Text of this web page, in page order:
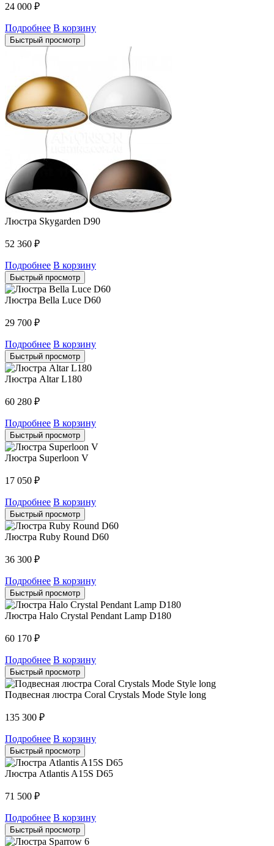
24 000 ₽
Подробнее В корзину
Быстрый просмотр
Люстра Skygarden D90
52 360 ₽
Подробнее В корзину
Быстрый просмотр
Люстра Bella Luce D60
29 700 ₽
Подробнее В корзину
Быстрый просмотр
Люстра Altar L180
60 280 ₽
Подробнее В корзину
Быстрый просмотр
Люстра Superloon V
17 050 ₽
Подробнее В корзину
Быстрый просмотр
Люстра Ruby Round D60
36 300 ₽
Подробнее В корзину
Быстрый просмотр
Люстра Halo Crystal Pendant Lamp D180
60 170 ₽
Подробнее В корзину
Быстрый просмотр
Подвесная люстра Coral Crystals Mode Style long
135 300 ₽
Подробнее В корзину
Быстрый просмотр
Люстра Atlantis A15S D65
71 500 ₽
Подробнее В корзину
Быстрый просмотр